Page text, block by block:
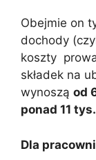
Obejmie on
dochody
koszty
składek na
wynoszą od
ponad 11 tys.
Dla